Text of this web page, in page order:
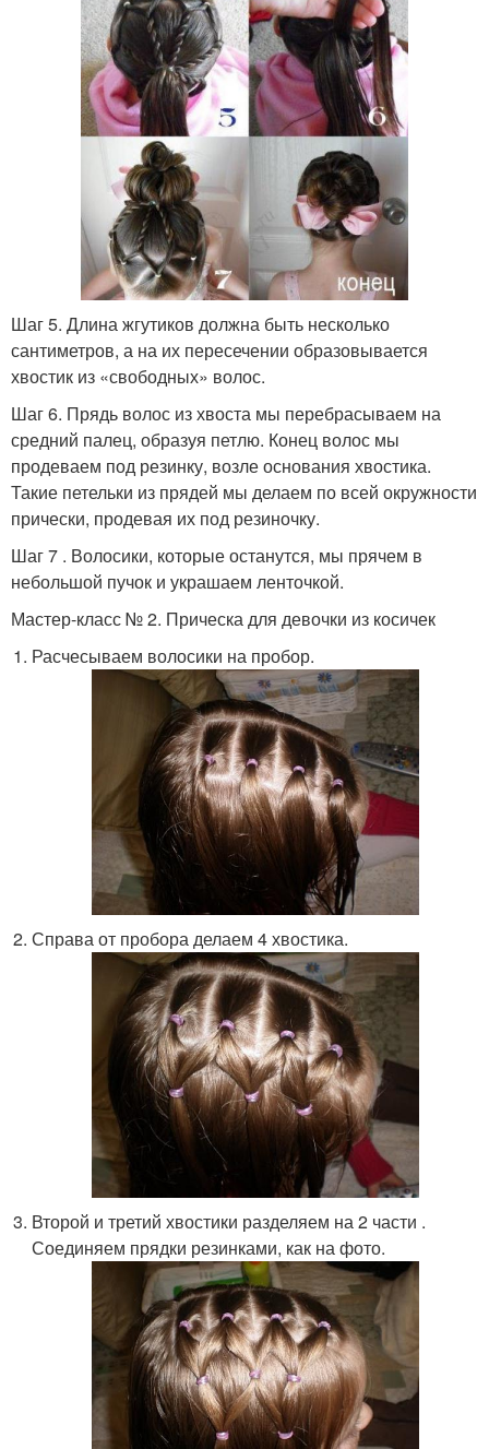
Шаг 5. Длина жгутиков должна быть несколько
сантиметров, а на их пересечении образовывается
хвостик из «свободных» волос.
Шаг 6. Прядь волос из хвоста мы перебрасываем на
средний палец, образуя петлю. Конец волос мы
продеваем под резинку, возле основания хвостика.
Такие петельки из прядей мы делаем по всей окружности
прически, продевая их под резиночку.
Шаг 7 . Волосики, которые останутся, мы прячем в
небольшой пучок и украшаем ленточкой.
Мастер-класс № 2. Прическа для девочки из косичек
Расчесываем волосики на пробор.
Справа от пробора делаем 4 хвостика.
Второй и третий хвостики разделяем на 2 части .
Соединяем прядки резинками, как на фото.